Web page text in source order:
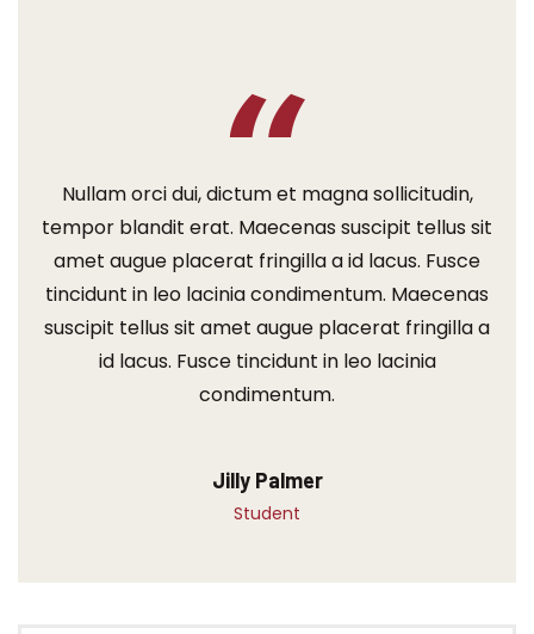
Nullam orci dui, dictum et magna sollicitudin,
tempor blandit erat. Maecenas suscipit tellus sit
amet augue placerat fringilla a id lacus. Fusce
tincidunt in leo lacinia condimentum. Maecenas
suscipit tellus sit amet augue placerat fringilla a
id lacus. Fusce tincidunt in leo lacinia
condimentum.
Jilly Palmer
Student